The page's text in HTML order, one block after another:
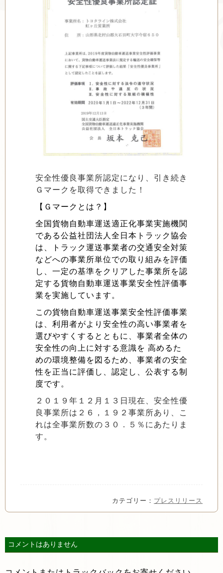
安全性優良事業所認定になり、引き続き
Ｇマークを取得できました！
【Ｇマークとは？】
全国貨物自動車運送適正化事業実施機関
である公益社団法人全日本トラック協会
は、トラック運送事業者の交通安全対策
などへの事業所単位での取り組みを評価
し、一定の基準をクリアした事業所を認
定する貨物自動車運送事業安全性評価事
業を実施しています。
この貨物自動車運送事業安全性評価事業
は、利用者がより安全性の高い事業者を
選びやすくするとともに、事業者全体の
安全性の向上に対する意識を 高めるた
めの環境整備を図るため、事業者の安全
性を正当に評価し、認定し、公表する制
度です。
２０１９年１２月１３日現在、安全性優
良事業所は２６，１９２事業所あり、こ
れは全事業所数の３０．５％にあたりま
す。
カテゴリー： プレスリリース
コメントはありません